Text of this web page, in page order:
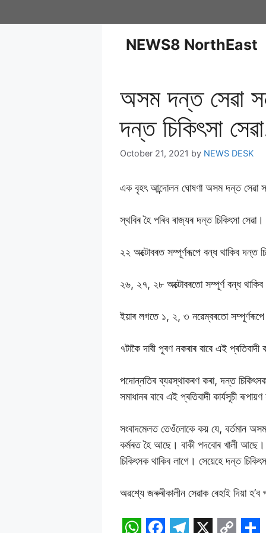
NEWS8 NorthEast
অসম দন্ত সেৱা
দন্ত চিকিৎসা
October 21, 2021 by NEWS DESK
এক বৃহৎ আন্দোলন ঘোষণা অসম দন্ত সেৱা
স্থবিৰ হৈ পৰিব ৰাজ্যৰ দন্ত চিকিৎসা সেৱা।
২২ অক্টোবৰত সম্পূৰ্ণৰূপে বন্ধ থাকিব দন্ত
২৬, ২৭, ২৮ অক্টোবৰতো সম্পূৰ্ণ বন্ধ থাকিব
ইয়াৰ লগতে ১, ২, ৩ নৱেম্বৰতো সম্পূৰ্ণৰূপে
৭টাকৈ দাবী পূৰণ নকৰাৰ বাবে এই
পদোন্নতিৰ ব্যৱস্থাকৰণ কৰা, দন্ত
সমাধানৰ বাবে এই প্ৰতিবাদী কাৰ্যসূচী
সংবাদমেলত তেওঁলোকে কয় যে, বৰ্তমান অসম
কৰ্মৰত হৈ আছে। বাকী পদবোৰ খালী
চিকিৎসক থাকিব লাগে। সেয়েহে দন্ত
অৱশ্যে জৰুৰীকালীন সেৱাক ৰেহাই দিয়া হ’ব